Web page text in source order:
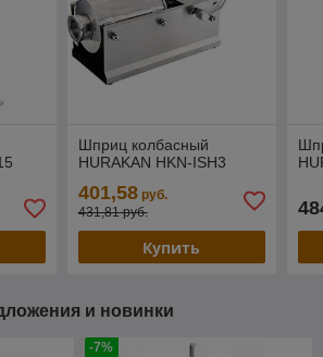
Шприц колбасный
HURAKAN HKN-ISH3
401,58руб.
431,81 руб.
Купить
и новинки
-7%